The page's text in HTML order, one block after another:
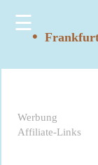
☰
•
Werbung
Affiliate-Links